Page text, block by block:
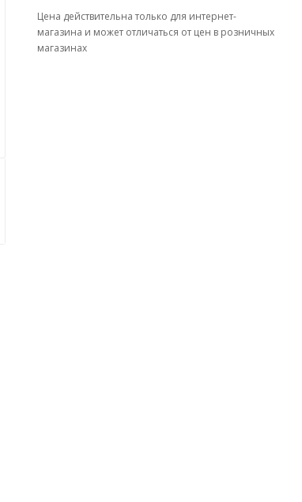
Цена действительна только для интернет-
магазина и может отличаться от цен в розничных
магазинах